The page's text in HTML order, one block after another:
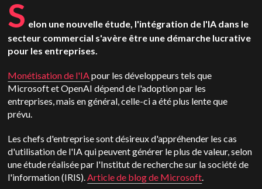
S elon une nouvelle étude, l'intégration de l'IA dans le
secteur commercial s'avère être une démarche lucrative
pour les entreprises.
Monétisation de l'IApour les développeurs tels que
Microsoft et OpenAI dépend de l'adoption par les
entreprises, mais en général, celle-ci a été plus lente que
prévu.
Les chefs d'entreprise sont désireux d'appréhender les cas
d'utilisation de l'IA qui peuvent générer le plus de valeur, selon
une étude réalisée par l'Institut de recherche sur la société de
l'information (IRIS).Article de blog de Microsoft.